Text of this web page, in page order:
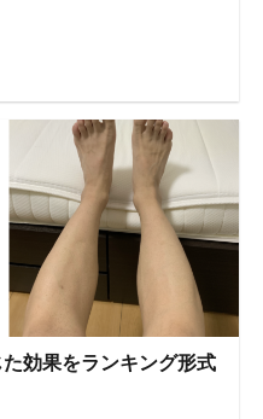
効果をランキング形式